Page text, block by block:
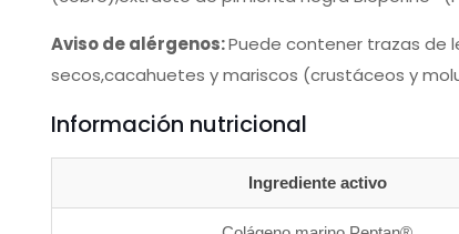
Aviso de alérgenos:Puede contener trazas de
secos,cacahuetes y mariscos (crustáceos y
Información nutricional
Ingrediente activo